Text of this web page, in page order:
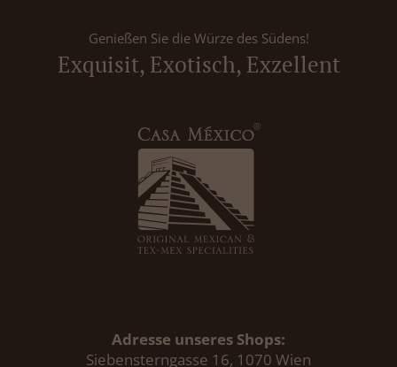
Genießen Sie die Würze des Südens!
Exquisit, Exotisch, Exzellent
Adresse unseres Shops:
Siebensterngasse 16, 1070 Wien